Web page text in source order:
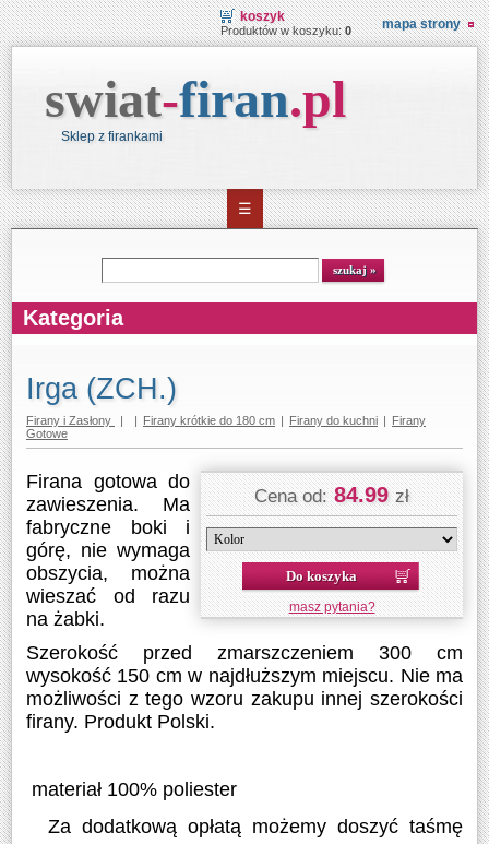
koszyk
Produktów w koszyku:0 mapa strony
swiat-firan.pl
Sklep z firankami
☰
Kategoria
Irga (ZCH.)
Firany i Zasłony | | Firany krótkie do 180 cm | Firany do kuchni | Firany
Gotowe
Cena od: 84.99 zł
Do koszyka
masz pytania?
Firana gotowa do
zawieszenia. Ma
fabryczne boki i
górę, nie wymaga
obszycia, można
wieszać od razu
na żabki.
Szerokość przed zmarszczeniem 300 cm
wysokość 150 cm w najdłuższym miejscu. Nie ma
możliwości z tego wzoru zakupu innej szerokości
firany. Produkt Polski.
materiał 100% poliester
Za dodatkową opłatą możemy doszyć taśmę